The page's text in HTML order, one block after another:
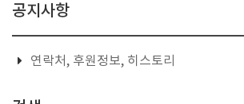
공지사항
연락처, 후원정보, 히스토리